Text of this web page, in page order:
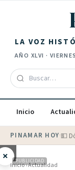
LA VOZ
AÑO XLVI ·
Inicio
PINAMAR HOY·💵
× PUBLICIDAD
Inicio›Actualidad